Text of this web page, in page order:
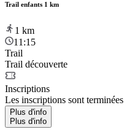
Trail enfants 1 km
1 km
11:15
Trail
Trail découverte
Inscriptions
Les inscriptions sont terminées
Plus d'info
Plus d'info